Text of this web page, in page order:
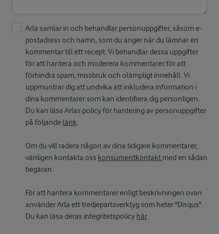
Arla samlar in och behandlar personuppgifter, såsom e-
postadress och namn, som du anger när du lämnar en
kommentar till ett recept. Vi behandlar dessa uppgifter
för att hantera och moderera kommentarer för att
förhindra spam, missbruk och olämpligt innehåll. Vi
uppmuntrar dig att undvika att inkludera information i
dina kommentarer som kan identifiera dig personligen.
Du kan läsa Arlas policy för hantering av personuppgifter
på följande länk.
Om du vill radera någon av dina tidigare kommentarer,
vänligen kontakta oss konsumentkontakt med en sådan
begäran.
För att hantera kommentarer enligt beskrivningen ovan
använder Arla ett tredjepartsverktyg som heter "Disqus".
Du kan läsa deras integritetspolicy här.